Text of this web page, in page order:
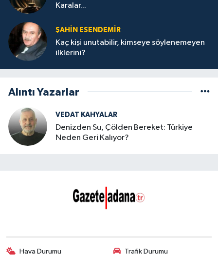
Karalar...
ŞAHIN ESENDEMIR
Kaç kişi unutabilir, kimseye söylenemeyen
ilklerini?
Alıntı Yazarlar
VEDAT KAHYALAR
Denizden Su, Çölden Bereket: Türkiye
Neden Geri Kalıyor?
Hava Durumu Trafik Durumu